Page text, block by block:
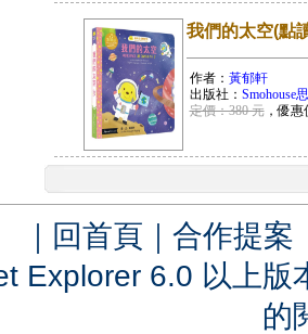
我們的太空(點
作者： 黃郁軒
出版社： Smohouse
定價：380 元，優惠
｜ 回首頁 ｜ 合作提案
Explorer 6.0 以上
的